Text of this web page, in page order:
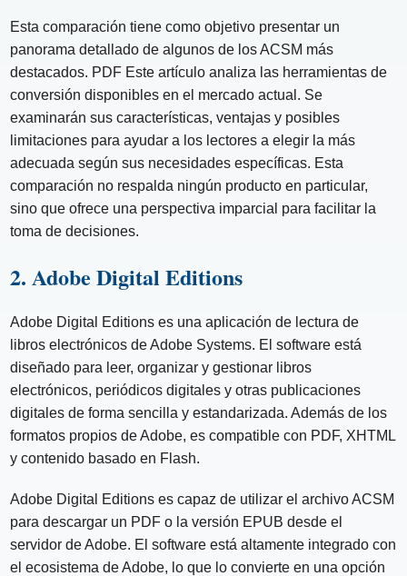
Esta comparación tiene como objetivo presentar un
panorama detallado de algunos de los ACSM más
destacados. PDF Este artículo analiza las herramientas de
conversión disponibles en el mercado actual. Se
examinarán sus características, ventajas y posibles
limitaciones para ayudar a los lectores a elegir la más
adecuada según sus necesidades específicas. Esta
comparación no respalda ningún producto en particular,
sino que ofrece una perspectiva imparcial para facilitar la
toma de decisiones.
2. Adobe Digital Editions
Adobe Digital Editions es una aplicación de lectura de
libros electrónicos de Adobe Systems. El software está
diseñado para leer, organizar y gestionar libros
electrónicos, periódicos digitales y otras publicaciones
digitales de forma sencilla y estandarizada. Además de los
formatos propios de Adobe, es compatible con PDF, XHTML
y contenido basado en Flash.
Adobe Digital Editions es capaz de utilizar el archivo ACSM
para descargar un PDF o la versión EPUB desde el
servidor de Adobe. El software está altamente integrado con
el ecosistema de Adobe, lo que lo convierte en una opción